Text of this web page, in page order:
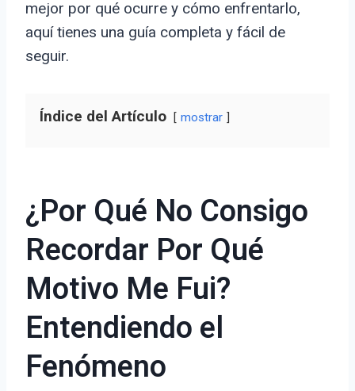
mejor por qué ocurre y cómo enfrentarlo,
aquí tienes una guía completa y fácil de
seguir.
Índice del Artículo mostrar
¿Por Qué No Consigo
Recordar Por Qué
Motivo Me Fui?
Entendiendo el
Fenómeno